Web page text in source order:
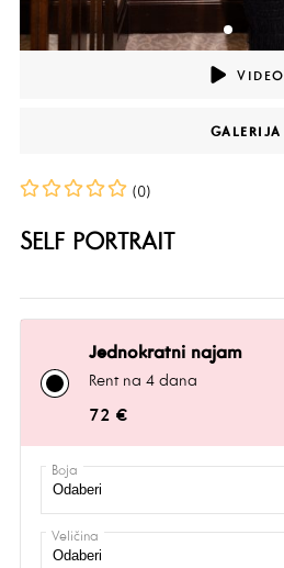
VIDEO
GALERIJA
(0)
SELF PORTRAIT
Jednokratni najam
Rent na 4 dana
72 €
Boja
Veličina